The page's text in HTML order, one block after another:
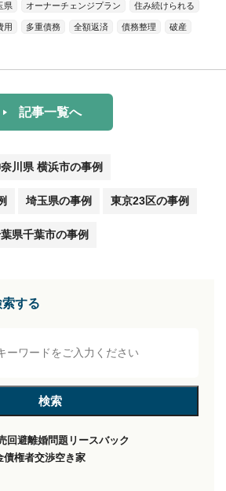
県 オーナーチェンジプラン 住み続けられる
用 多重債務 全額返済 債務整理 破産
記事一覧へ
川県 横浜市の事例
埼玉県の事例 東京23区の事例
県千葉市の事例
する
回避離婚問題 リースバック
債権者交渉空き家